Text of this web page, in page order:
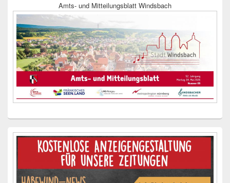
Amts- und Mitteilungsblatt Windsbach